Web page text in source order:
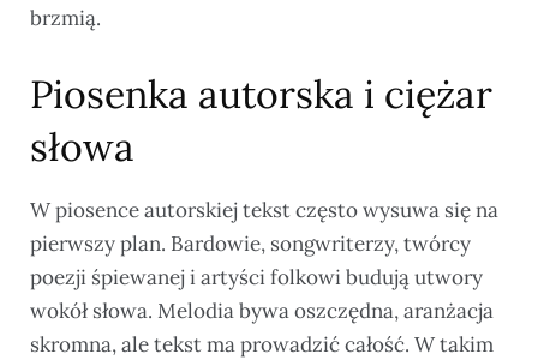
brzmią.
Piosenka autorska i ciężar
słowa
W piosence autorskiej tekst często wysuwa się na
pierwszy plan. Bardowie, songwriterzy, twórcy
poezji śpiewanej i artyści folkowi budują utwory
wokół słowa. Melodia bywa oszczędna, aranżacja
skromna, ale tekst ma prowadzić całość. W takim